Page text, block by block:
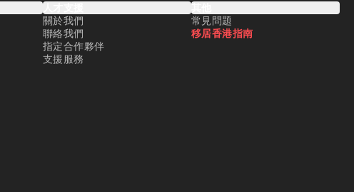
人才支援
關於我們
聯絡我們
指定合作夥伴
支援服務
其他
常見問題
移居香港指南